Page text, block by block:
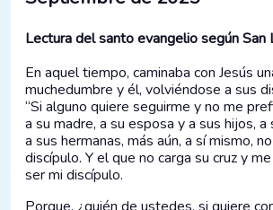
Lectura del santo evangelio según
En aquel tiempo, caminaba con Jesús
muchedumbre y él, volviéndose a sus
“Si alguno quiere seguirme y no me
a su madre, a su esposa y a sus hijos,
a sus hermanas, más aún, a sí mismo,
discípulo. Y el que no carga su cruz y
ser mi discípulo.